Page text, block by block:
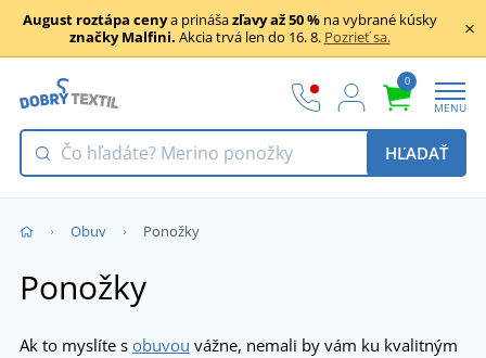
August roztápa cenya prinášazľavy až 50 %na vybrané kúsky
značky Malfini. Akcia trvá len do 16. 8. Pozrieť sa.
0
MENU
HĽADAŤ
Obuv Ponožky
Ponožky
Ak to myslíte s obuvou vážne, nemali by vám ku kvalitným